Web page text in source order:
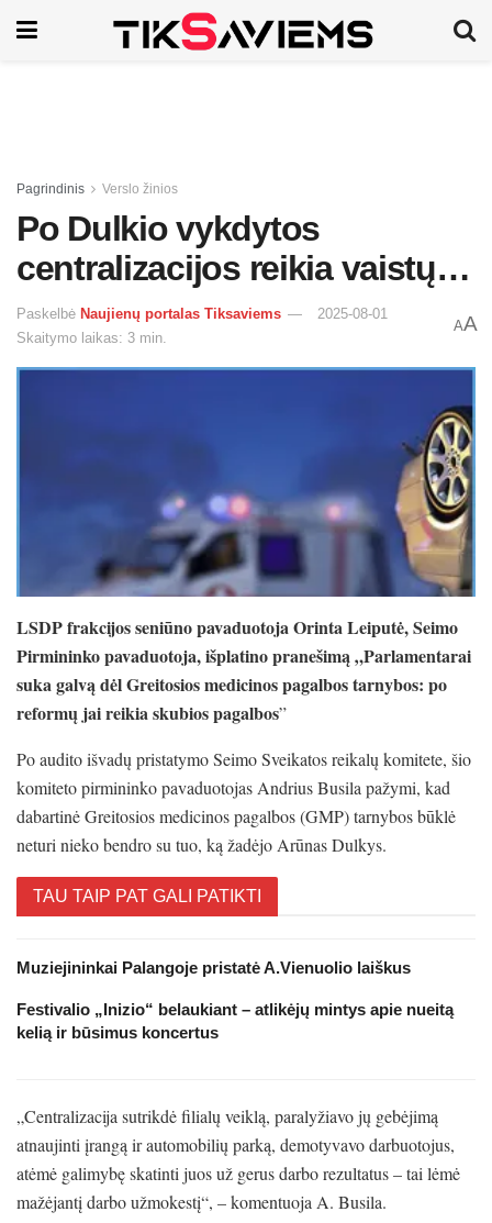
Pagrindinis Verslo žinios
Po Dulkio vykdytos
centralizacijos reikia vaistų…
Paskelbė Naujienų portalas Tiksaviems
2025-08-01
Skaitymo laikas: 3 min.
AA
LSDP frakcijos seniūno pavaduotojaOrinta Leiputė, Seimo
Pirmininko pavaduotoja, išplatino pranešimą „Parlamentarai
suka galvą dėl Greitosios medicinos pagalbos tarnybos: po
reformų jai reikia skubios pagalbos”
Po audito išvadų pristatymo Seimo Sveikatos reikalų komitete, šio
komiteto pirmininko pavaduotojas Andrius Busila pažymi, kad
dabartinė Greitosios medicinos pagalbos (GMP) tarnybos būklė
neturi nieko bendro su tuo, ką žadėjo Arūnas Dulkys.
TAU TAIP PAT GALI PATIKTI
Muziejininkai Palangoje pristatė A.Vienuolio laiškus
Festivalio „Inizio“ belaukiant – atlikėjų mintys apie nueitą
kelią ir būsimus koncertus
„Centralizacija sutrikdė filialų veiklą, paralyžiavo jų gebėjimą
atnaujinti įrangą ir automobilių parką, demotyvavo darbuotojus,
atėmė galimybę skatinti juos už gerus darbo rezultatus – tai lėmė
mažėjantį darbo užmokestį“, – komentuoja A. Busila.